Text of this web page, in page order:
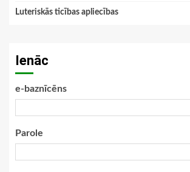
Luteriskās ticības apliecības
Ienāc
e-baznīcēns
Parole